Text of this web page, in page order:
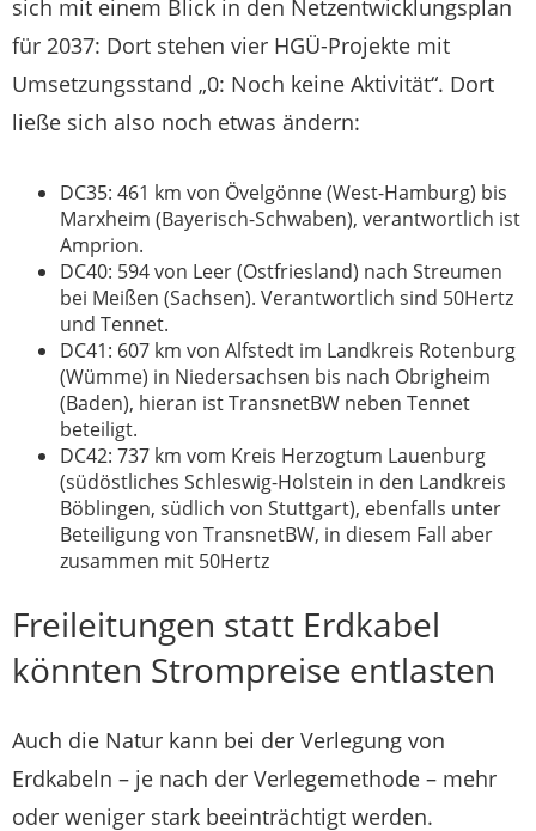
sich mit einem Blick in den Netzentwicklungsplan
für 2037: Dort stehen vier HGÜ-Projekte mit
Umsetzungsstand „0: Noch keine Aktivität“. Dort
ließe sich also noch etwas ändern:
DC35: 461 km von Övelgönne (West-Hamburg) bis
Marxheim (Bayerisch-Schwaben), verantwortlich ist
Amprion.
DC40: 594 von Leer (Ostfriesland) nach Streumen
bei Meißen (Sachsen). Verantwortlich sind 50Hertz
und Tennet.
DC41: 607 km von Alfstedt im Landkreis Rotenburg
(Wümme) in Niedersachsen bis nach Obrigheim
(Baden), hieran ist TransnetBW neben Tennet
beteiligt.
DC42: 737 km vom Kreis Herzogtum Lauenburg
(südöstliches Schleswig-Holstein in den Landkreis
Böblingen, südlich von Stuttgart), ebenfalls unter
Beteiligung von TransnetBW, in diesem Fall aber
zusammen mit 50Hertz
Freileitungen statt Erdkabel
könnten Strompreise entlasten
Auch die Natur kann bei der Verlegung von
Erdkabeln – je nach der Verlegemethode – mehr
oder weniger stark beeinträchtigt werden.